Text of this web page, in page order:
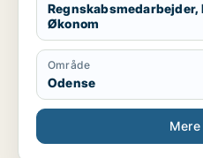
Økonom
Område
Odense